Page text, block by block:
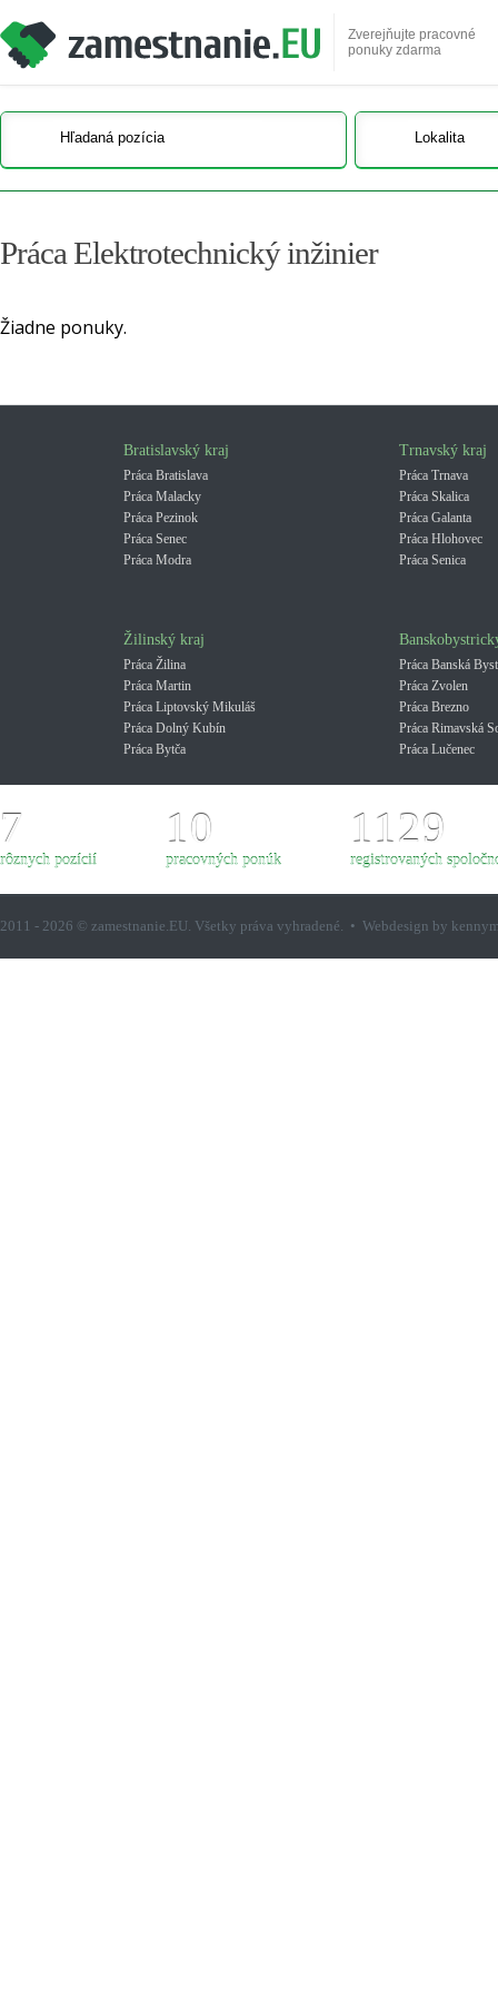
Zverejňujte pracovné
ponuky zdarma
Práca Elektrotechnický inžinier
Žiadne ponuky.
Bratislavský kraj
Práca Bratislava
Práca Malacky
Práca Pezinok
Práca Senec
Práca Modra
Trnavský kraj
Práca Trnava
Práca Skalica
Práca Galanta
Práca Hlohovec
Práca Senica
Žilinský kraj
Práca Žilina
Práca Martin
Práca Liptovský Mikuláš
Práca Dolný Kubín
Práca Bytča
Práca Banská
Práca Zvolen
Práca Brezno
Práca Rimavská
Práca Lučenec
7
rôznych pozícií
10
pracovných ponúk
1129
registrovaných
2011 - 2026 © zamestnanie.EU. Všetky práva vyhradené. • Webdesign by